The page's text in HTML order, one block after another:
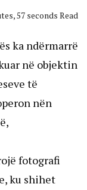
57 seconds Read
ka ndërmarrë
në objektin
të
nën
fotografi
ku shihet